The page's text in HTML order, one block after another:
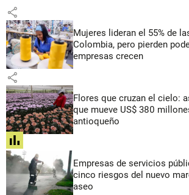
share
Mujeres lideran el 55% de
Colombia, pero pierden
empresas crecen
share
Flores que cruzan el cielo:
que mueve US$ 380
antioqueño
share
Empresas de servicios
cinco riesgos del nuevo
aseo